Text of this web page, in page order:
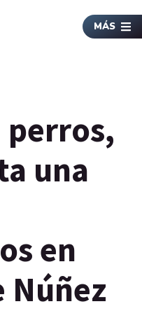
MÁS
perros,
una
en
Núñez